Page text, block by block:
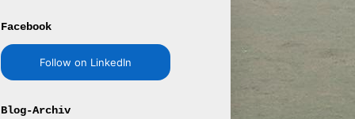
Facebook
Follow on LinkedIn
Blog-Archiv